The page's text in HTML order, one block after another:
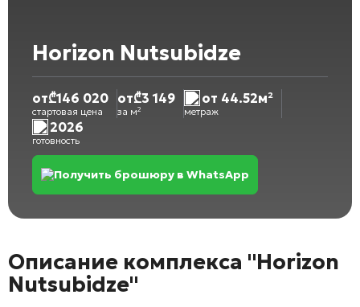
Horizon Nutsubidze
от₾146 020
стартовая цена
от₾3 149
за м²
от 44.52м²
метраж
2026
готовность
Получить брошюру в WhatsApp
Описание комплекса "Horizon
Nutsubidze"